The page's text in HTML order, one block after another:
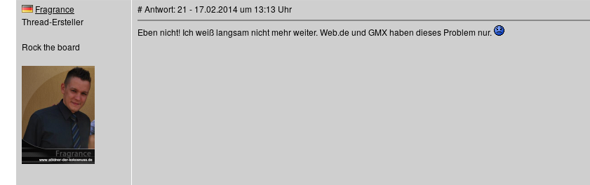
Fragrance
Thread-Ersteller
Rock the board
# Antwort: 21 - 17.02.2014 um 13:13 Uhr
Eben nicht! Ich weiß langsam nicht mehr weiter. Web.de und GMX haben dieses Problem nur.